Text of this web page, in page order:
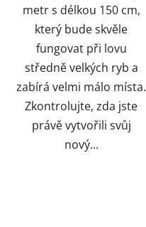
metr s délkou 150 cm,
který bude skvěle
fungovat při lovu
středně velkých ryb a
zabírá velmi málo místa.
Zkontrolujte, zda jste
právě vytvořili svůj
nový...